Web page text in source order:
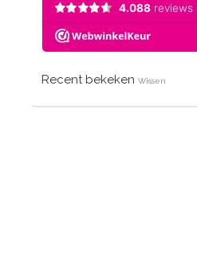
Recent bekeken Wissen